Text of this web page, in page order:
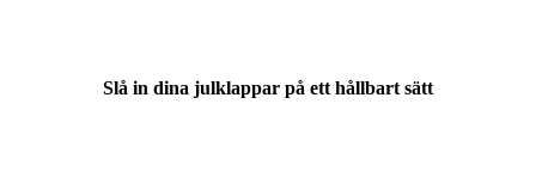
Slå in dina julklappar på ett hållbart sätt